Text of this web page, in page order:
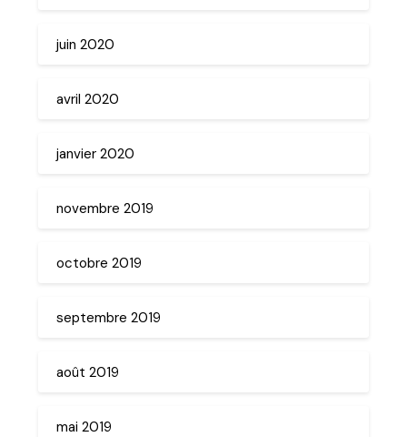
juin 2020
avril 2020
janvier 2020
novembre 2019
octobre 2019
septembre 2019
août 2019
mai 2019